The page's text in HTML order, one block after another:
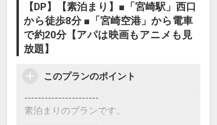
・JR日豊本線「宮崎駅」西口から徒歩8
分
・宮崎空港連絡バス「橘通り3丁目」バ
ス停から徒歩1分
約20分
【館内案内】
【DP】【素泊まり】■「宮崎駅」西口
から徒歩8分 ■「宮崎空港」から電車
で約20分【アパは映画もアニメも見
放題】
このプランのポイント
----------------------
素泊まりのプランです。